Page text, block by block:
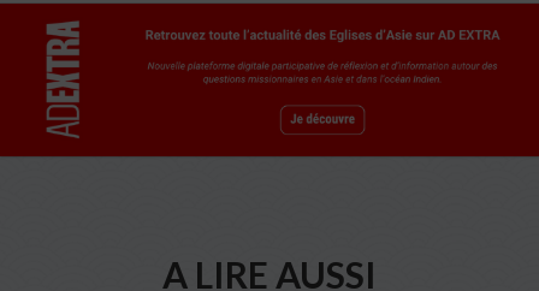
A LIRE AUSSI